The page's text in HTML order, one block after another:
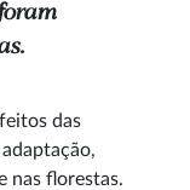
das
nas florestas.